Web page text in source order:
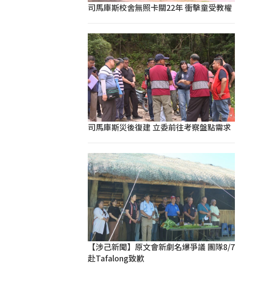
司馬庫斯校舍無照卡關22年 衝擊童受教權
司馬庫斯災後復建 立委前往考察盤點需求
【涉己新聞】原文會新劇名爆爭議 團隊8/7
赴Tafalong致歉